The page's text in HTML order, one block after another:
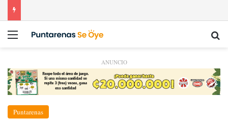
Menú
ANUNCIO
Puntarenas